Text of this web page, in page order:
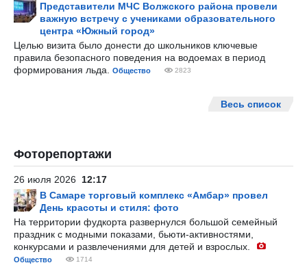
Представители МЧС Волжского района провели
важную встречу с учениками образовательного
центра «Южный город»
Целью визита было донести до школьников ключевые
правила безопасного поведения на водоемах в период
формирования льда.
Общество 2823
Весь список
Фоторепортажи
26 июля 2026 12:17
В Самаре торговый комплекс «Амбар» провел
День красоты и стиля: фото
На территории фудкорта развернулся большой семейный
праздник с модными показами, бьюти-активностями,
конкурсами и развлечениями для детей и взрослых.
Общество 1714